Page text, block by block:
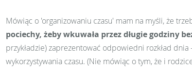
Mówiąc o 'organizowaniu czasu' mam na myśli, że
pociechy, żeby wkuwała przez długie godziny
przykładzie) zaprezentować odpowiedni rozkład
wykorzystywania czasu. (Nie mówiąc o tym, że i